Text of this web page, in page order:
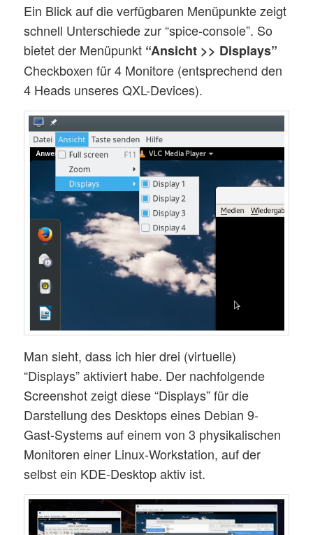
Ein Blick auf die verfügbaren Menüpunkte zeigt
schnell Unterschiede zur “spice-console”. So
bietet der Menüpunkt “Ansicht >> Displays”
Checkboxen für 4 Monitore (entsprechend den
4 Heads unseres QXL-Devices).
Man sieht, dass ich hier drei (virtuelle)
“Displays” aktiviert habe. Der nachfolgende
Screenshot zeigt diese “Displays” für die
Darstellung des Desktops eines Debian 9-
Gast-Systems auf einem von 3 physikalischen
Monitoren einer Linux-Workstation, auf der
selbst ein KDE-Desktop aktiv ist.